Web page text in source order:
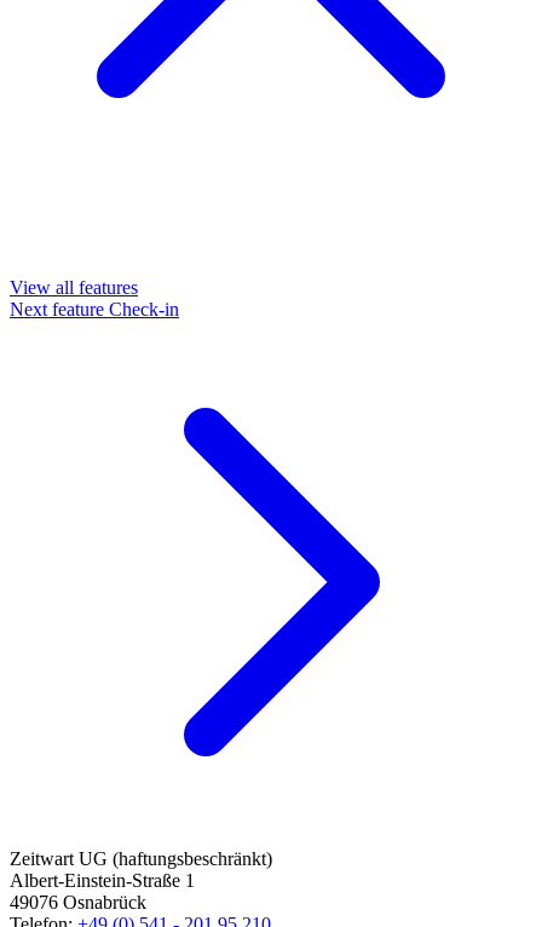
View all features
Next feature Check-in
Zeitwart UG (haftungsbeschränkt)
Albert-Einstein-Straße 1
49076 Osnabrück